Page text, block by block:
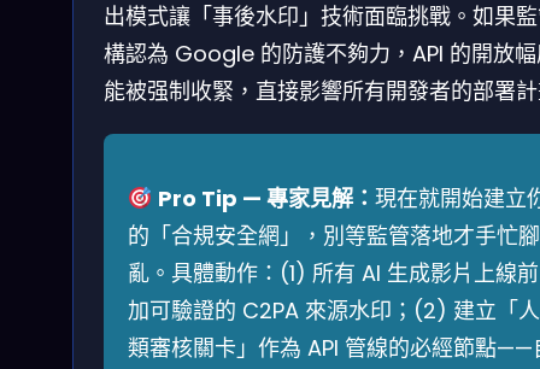
出模式讓「事後水印」技術面臨挑戰。如果
構認為 Google 的防護不夠力，API 的開放
能被强制收緊，直接影響所有開發者的部署
Pro Tip — 專家見解： 現在就開始建立
的「合規安全網」，別等監管落地才手忙腳
亂。具體動作：(1) 所有 AI 生成影片上線前
加可驗證的 C2PA 來源水印；(2) 建立「人
類審核關卡」作為 API 管線的必經節點——